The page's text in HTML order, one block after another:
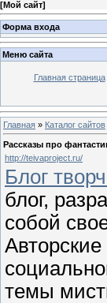
[Мой сайт]
Форма входа
Меню сайта
Главная страница
Главная » Каталог сайтов
Рассказы про
http://teivaproject.ru/
Блог
блог,
собой
темы